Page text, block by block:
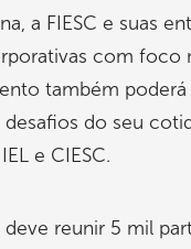
a FIESC e suas
com foco
também
desafios do seu
e CIESC.
reunir 5 mil